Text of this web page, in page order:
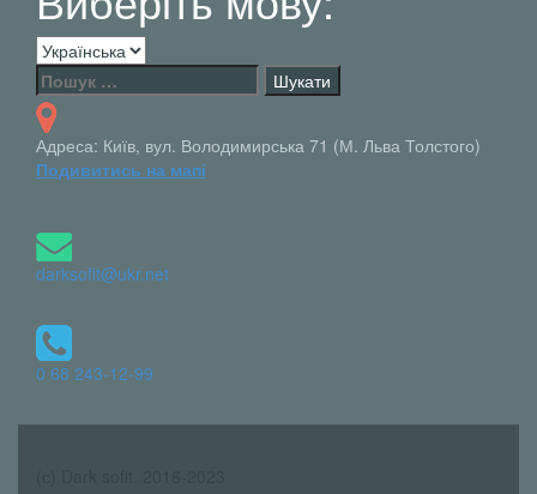
Виберіть
мову:
Пошук:
Адреса: Київ, вул. Володимирська 71 (М. Льва Толстого)
Подивитись на мапі
darksofit@ukr.net
0 68 243-12-99